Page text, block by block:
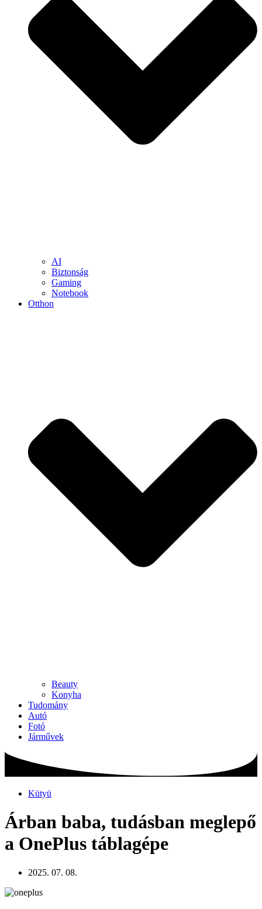
AI
Biztonság
Gaming
Notebook
Otthon
Beauty
Konyha
Tudomány
Autó
Fotó
Járművek
Kütyü
Árban baba, tudásban meglepő
a OnePlus táblagépe
2025. 07. 08.